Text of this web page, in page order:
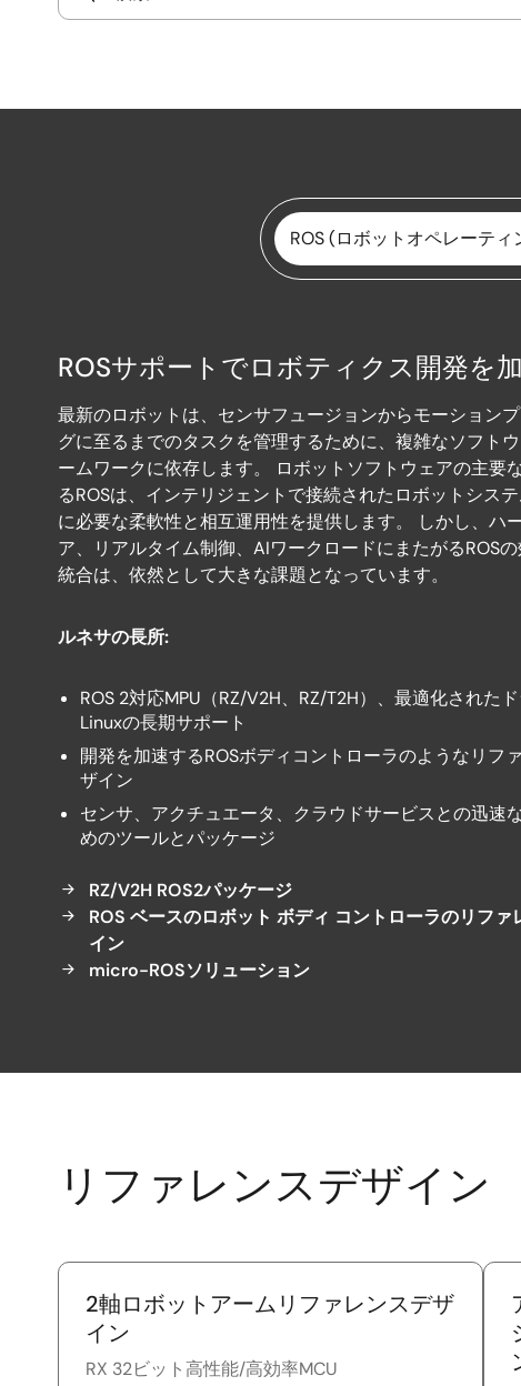
ROS (ロボットオペレーテ
(ロ
ボ
ッ
ト
オ
ペ
レ
テ
ィ
ン
グ
シ
テ
ム)
ROSサポートでロボティクス開発を
最新のロボットは、センサフュージョンからモーション
グに至るまでのタスクを管理するために、複雑なソフト
ームワークに依存します。 ロボットソフトウェアの主要
るROSは、インテリジェントで接続されたロボットシス
に必要な柔軟性と相互運用性を提供します。 しかし、ハ
ア、リアルタイム制御、AIワークロードにまたがるROS
統合は、依然として大きな課題となっています。
ルネサの長所:
ROS 2対応MPU（RZ/V2H、RZ/T2H）、最適化された
Linuxの長期サポート
開発を加速するROSボディコントローラのようなリフ
ザイン
センサ、アクチュエータ、クラウドサービスとの迅速
めのツールとパッケージ
RZ/V2H ROS2パッケージ
ROS ベースのロボット ボディ コントローラのリファ
イン
micro-ROSソリューション
リファレンスデザイン
2軸ロボットアームリファレンスデザ
イン
RX 32ビット高性能/高効率MCU